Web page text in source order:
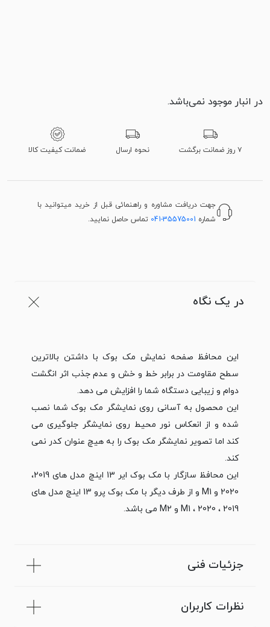
در انبار موجود نمی‌باشد.
۷ روز ضمانت برگشت نحوه ارسال ضمانت کیفیت کالا
جهت دریافت مشاوره و راهنمائی قبل از خرید میتوانید با
شماره 041-35575001 تماس حاصل نمایید.
در یک نگاه
این محافظ صفحه نمایش مک بوک با داشتن بالاترین
سطح مقاومت در برابر خط و خش و عدم جذب اثر انگشت
دوام و زیبایی دستگاه شما را افزایش می دهد.
این محصول به آسانی روی نمایشگر مک بوک شما نصب
شده و از انعکاس نور محیط روی نمایشگر جلوگیری می
کند اما تصویر نمایشگر مک بوک را به هیچ عنوان کدر نمی
کند.
این محافظ سازگار با مک بوک ایر 13 اینچ مدل های 2019،
2020 و M1 و از طرف دیگر با مک بوک پرو 13 اینچ مدل های
2019 ، 2020 ، M1 و M2 می باشد.
جزئیات فنی
نظرات کاربران